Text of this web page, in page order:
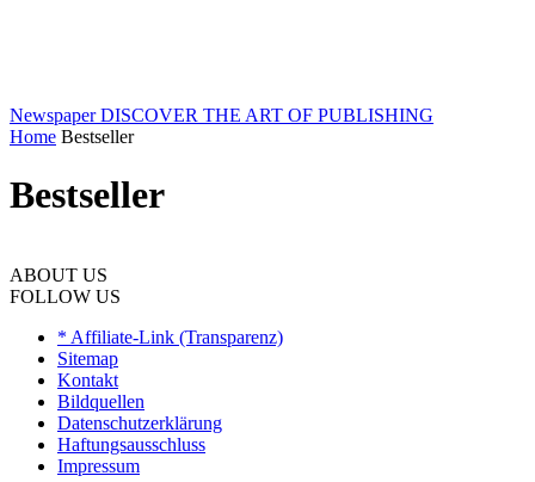
Newspaper DISCOVER THE ART OF PUBLISHING
Home Bestseller
Bestseller
ABOUT US
FOLLOW US
* Affiliate-Link (Transparenz)
Sitemap
Kontakt
Bildquellen
Datenschutzerklärung
Haftungsausschluss
Impressum